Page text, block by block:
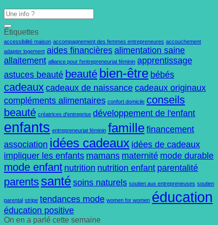
Étiquettes
accessibilité maison accompagnement des femmes entrepreneures accouchement
adapter logement aides financières alimentation saine
allaitement alliance pour l'entrepreneuriat féminin apprentissage
astuces beauté beauté bien-être bébés
cadeaux cadeaux de naissance cadeaux originaux
compléments alimentaires confort domicile conseils
beauté créatrices d'entreprise développement de l'enfant
enfants entrepreneuriat féminin famille financement
association idées cadeaux idées de cadeaux
impliquer les enfants mamans maternité mode durable
mode enfant nutrition nutrition enfant parentalité
parents santé soins naturels soutien aux entrepreneuses soutien
parental stripe tendances mode women for women éducation
éducation positive
On en a parlé cette semaine